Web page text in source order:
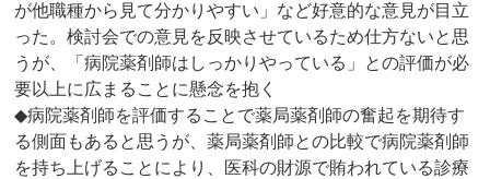
が他職種から見て分かりやすい」など好意的な意見が目立
った。検討会での意見を反映させているため仕方ないと思
うが、「病院薬剤師はしっかりやっている」との評価が必
要以上に広まることに懸念を抱く
◆病院薬剤師を評価することで薬局薬剤師の奮起を期待す
る側面もあると思うが、薬局薬剤師との比較で病院薬剤師
を持ち上げることにより、医科の財源で賄われている診療